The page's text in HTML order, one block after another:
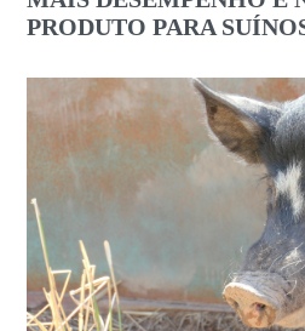
PRODUTO PARA